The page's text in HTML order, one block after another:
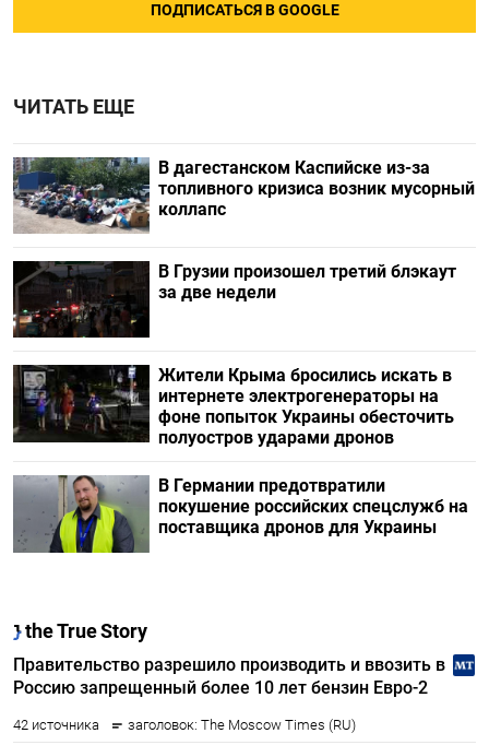
ПОДПИСАТЬСЯ В GOOGLE
ЧИТАТЬ ЕЩЕ
В дагестанском Каспийске из-за
топливного кризиса возник мусорный
коллапс
В Грузии произошел третий блэкаут
за две недели
Жители Крыма бросились искать в
интернете электрогенераторы на
фоне попыток Украины обесточить
полуостров ударами дронов
В Германии предотвратили
покушение российских спецслужб на
поставщика дронов для Украины